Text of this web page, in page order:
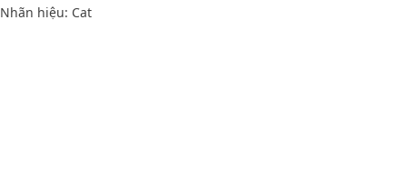
Nhãn hiệu: Cat